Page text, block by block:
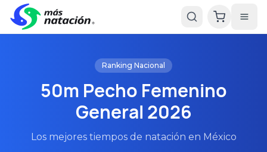
Ranking Nacional
50m Pecho Femenino
General 2026
Los mejores tiempos de natación en México